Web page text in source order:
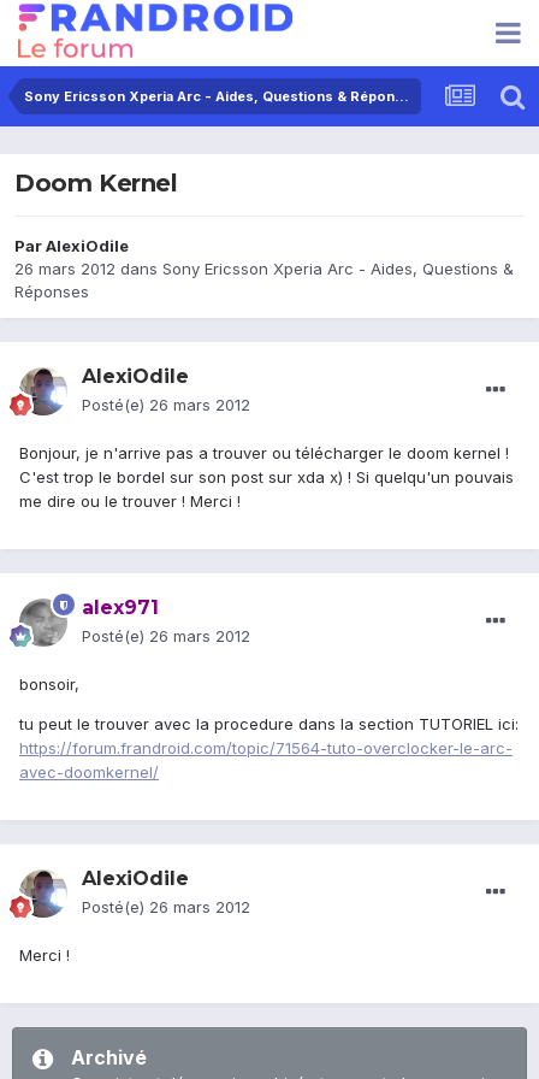
Sony Ericsson Xperia Arc - Aides, Questions & Réponses
Doom Kernel
ParAlexiOdile
26 mars 2012 dans Sony Ericsson Xperia Arc - Aides, Questions &
Réponses
AlexiOdile
Posté(e) 26 mars 2012
Bonjour, je n'arrive pas a trouver ou télécharger le doom kernel !
C'est trop le bordel sur son post sur xda x) ! Si quelqu'un pouvais
me dire ou le trouver ! Merci !
alex971
Posté(e) 26 mars 2012
bonsoir,
tu peut le trouver avec la procedure dans la section TUTORIEL ici:
https://forum.frandroid.com/topic/71564-tuto-overclocker-le-arc-
avec-doomkernel/
AlexiOdile
Posté(e) 26 mars 2012
Merci !
Archivé